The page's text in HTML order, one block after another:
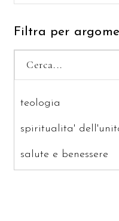
Filtra per
teologia
spiritualita'
salute e benessere